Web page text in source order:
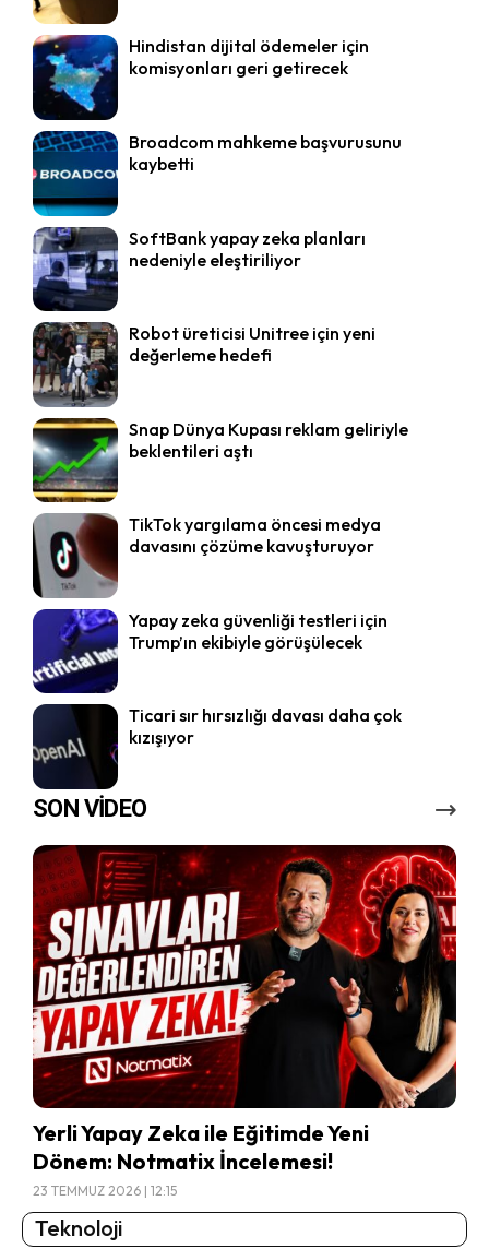
Hindistan dijital ödemeler için
komisyonları geri getirecek
Broadcom mahkeme başvurusunu
kaybetti
SoftBank yapay zeka planları
nedeniyle eleştiriliyor
Robot üreticisi Unitree için yeni
değerleme hedefi
Snap Dünya Kupası reklam geliriyle
beklentileri aştı
TikTok yargılama öncesi medya
davasını çözüme kavuşturuyor
Yapay zeka güvenliği testleri için
Trump’ın ekibiyle görüşülecek
Ticari sır hırsızlığı davası daha çok
kızışıyor
SON VİDEO
Yerli Yapay Zeka ile Eğitimde Yeni
Dönem: Notmatix İncelemesi!
23 TEMMUZ 2026 | 12:15
Teknoloji